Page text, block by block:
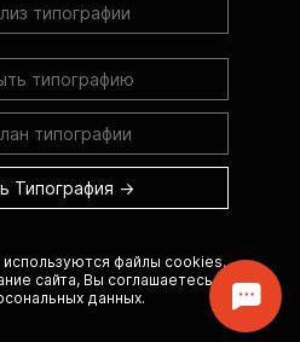
типографии
типографию
типографии
Типография →
файлы cookies.
сайта, Вы соглашаетесь с
данных.